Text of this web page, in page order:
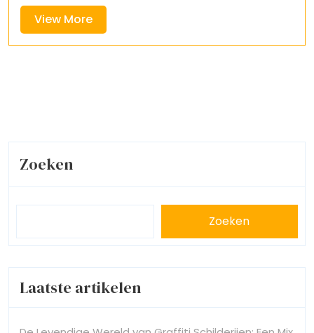
View MoreView
More
Zoeken
Zoeken
Laatste artikelen